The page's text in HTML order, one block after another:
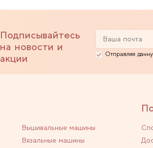
Подписывайтесь
на новости и
акции
Отправляя
Вышивальные машины
Вязальные машины